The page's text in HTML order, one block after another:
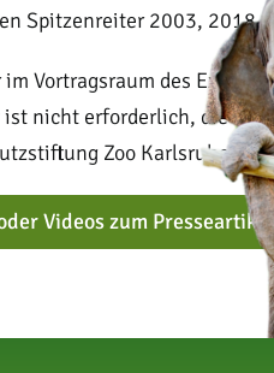
Spitzenreiter 2003,
Vortragsraum des
nicht erforderlich, die
Zoo Karlsruhe
Videos zum